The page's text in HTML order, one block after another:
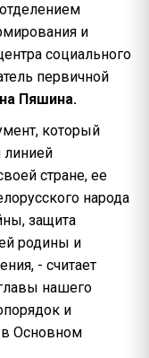
и
социального
первичной
Пяшина.
который
линией
стране, ее
народа
защита
родины и
- считает
нашего
и
в Основном